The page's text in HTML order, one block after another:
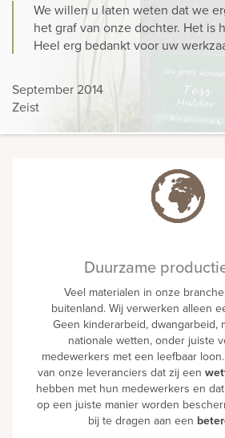
We willen u laten weten dat we
het graf van onze dochter. Het is
Heel erg bedankt voor uw
September 2014
Zeist
Duurzame
Veel materialen in onze
buitenland. Wij verwerken alleen
Geen kinderarbeid, dwangarbeid,
nationale wetten, onder juiste
medewerkers met een leefbaar
van onze leveranciers dat zij een
hebben met hun medewerkers en
op een juiste manier worden
bij te dragen aan een